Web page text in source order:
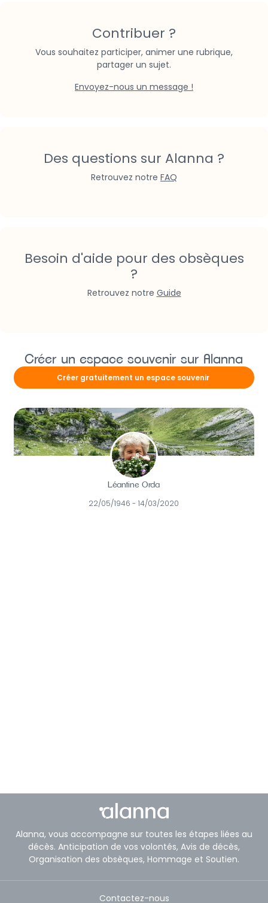
Contribuer ?
Vous souhaitez participer, animer une rubrique,
partager un sujet.
Envoyez-nous un message !
Des questions sur Alanna ?
Retrouvez notre FAQ
Besoin d'aide pour des obsèques
?
Retrouvez notre Guide
Créer un espace souvenir sur Alanna
Créer gratuitement un espace souvenir
Léantine Orda
22/05/1946 - 14/03/2020
Alanna, vous accompagne sur toutes les étapes liées au
décès. Anticipation de vos volontés, Avis de décès,
Organisation des obsèques, Hommage et Soutien.
Contactez-nous